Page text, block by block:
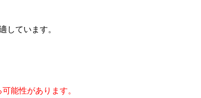
しています。
能性があります。